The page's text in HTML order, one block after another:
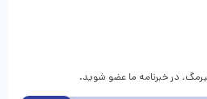
در خبرنامه ما عضو شوید.